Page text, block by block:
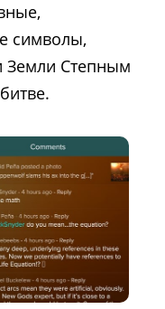
символы,
Земли Степным